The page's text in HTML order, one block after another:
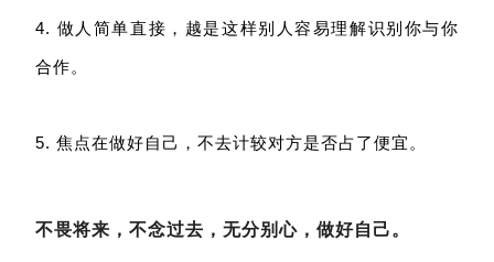
4. 做人简单直接，越是这样别人容易理解识别你与你
合作。
5. 焦点在做好自己，不去计较对方是否占了便宜。
不畏将来，不念过去，无分别心，做好自己。